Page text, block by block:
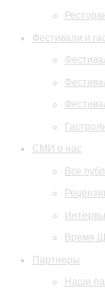
Фестивали и
СМИ о нас
Все
Время
Партнеры
Наши